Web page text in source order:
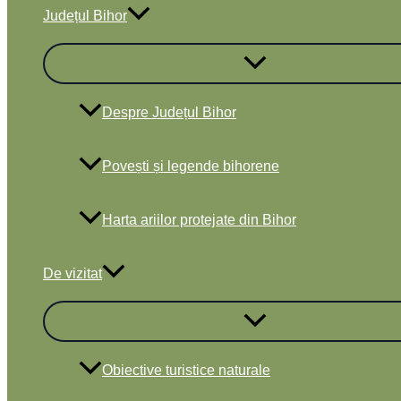
Județul Bihor
Despre Județul Bihor
Povești și legende bihorene
Harta ariilor protejate din Bihor
De vizitat
Obiective turistice naturale